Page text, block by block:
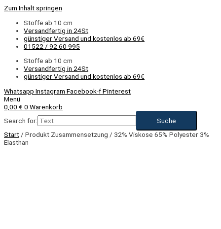
Zum Inhalt springen
Stoffe ab 10 cm
Versandfertig in 24St
günstiger Versand und kostenlos ab 69€
01522 / 92 60 995
Stoffe ab 10 cm
Versandfertig in 24St
günstiger Versand und kostenlos ab 69€
Whatsapp Instagram Facebook-fPinterest
Menü
0,00 € 0 Warenkorb
Search for:
Start / Produkt Zusammensetzung / 32% Viskose 65% Polyester 3%
Elasthan